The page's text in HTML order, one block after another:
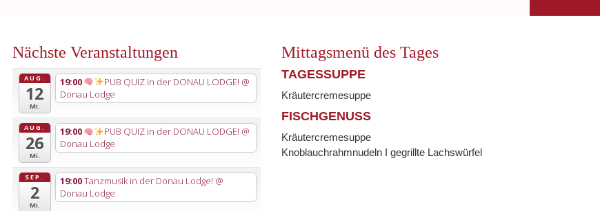
Nächste Veranstaltungen
AUG.
12
Mi.
19:00 PUB QUIZ in der DONAU LODGE! @
Donau Lodge
AUG.
26
Mi.
19:00 PUB QUIZ in der DONAU LODGE! @
Donau Lodge
SEP.
2
Mi.
19:00Tanzmusik in der Donau Lodge! @
Donau Lodge
Mittagsmenü des Tages
TAGESSUPPE
Kräutercremesuppe
FISCHGENUSS
Kräutercremesuppe
Knoblauchrahmnudeln I gegrillte Lachswürfel